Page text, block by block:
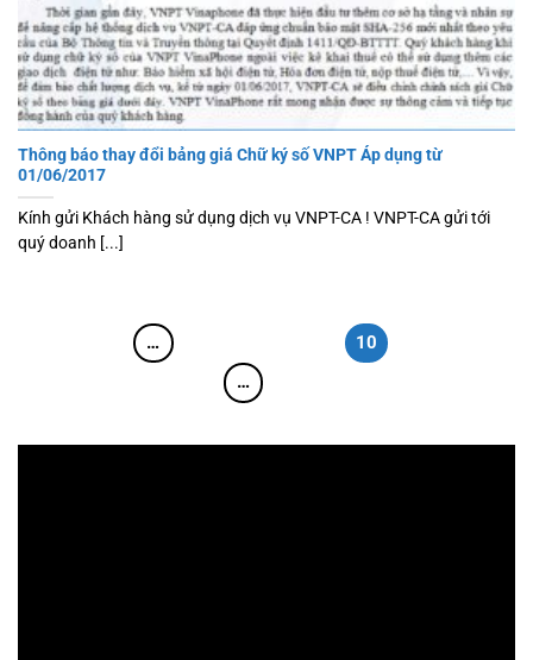
Thông báo thay đổi bảng giá Chữ ký số VNPT Áp dụng từ
01/06/2017
Kính gửi Khách hàng sử dụng dịch vụ VNPT-CA ! VNPT-CA gửi tới
quý doanh [...]
… 10
…